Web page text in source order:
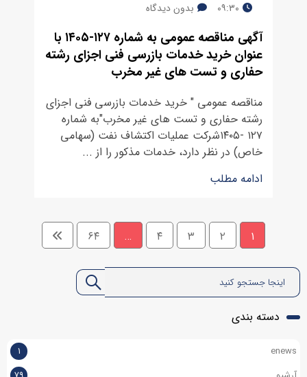
۰۹:۳۰ بدون دیدگاه
آﮔﻬﯽ مناقصه ﻋﻤﻮﻣﯽ به شماره ۱۲۷-۱۴۰۵ با
عنوان خرید خدمات بازرسی فنی اجزای رشته
حفاری و تست های غیر مخرب
مناقصه عمومی " خرید خدمات بازرسی فنی اجزای
رشته حفاری و تست های غیر مخرب"به شماره
۱۲۷ -۱۴۰۵شرکت عملیات اکتشاف نفت (سهامی
خاص) در نظر دارد، خدمات مذکور را از ...
ادامه مطلب
۱ ۲ ۳ ۴ … ۶۴
دسته بندی
enews
۱